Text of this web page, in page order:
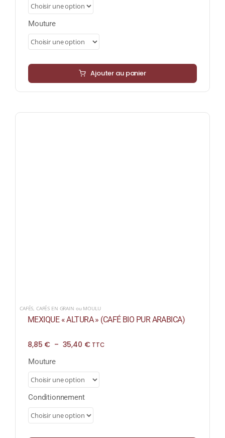
à
Mouture
Ajouter au panier
CAFÉS, CAFÉS EN GRAIN ou MOULU
MEXIQUE « ALTURA » (CAFÉ BIO PUR ARABICA)
8,85 € – 35,40 €Plage
à
35,40 €
TTC
Mouture
Conditionnement